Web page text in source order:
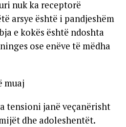
nuk ka receptorë
arsye është i pandjeshëm
e kokës është ndoshta
ose enëve të mëdha
muaj
tensioni janë veçanërisht
dhe adoleshentët.